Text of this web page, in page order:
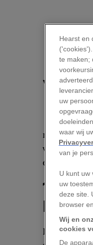
V
natuur.
verhalen
elke
1.
Dit
Hearst en
te maken;
uw
waar wij
van je
U kunt uw
uw
deze site.
browser
Wij en
cookies
De